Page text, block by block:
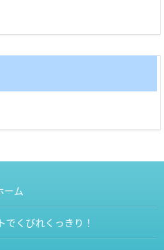
ーム
くびれくっきり！